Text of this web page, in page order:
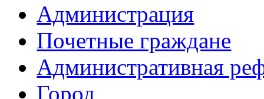
Администрация
Почетные граждане
Административная
Город